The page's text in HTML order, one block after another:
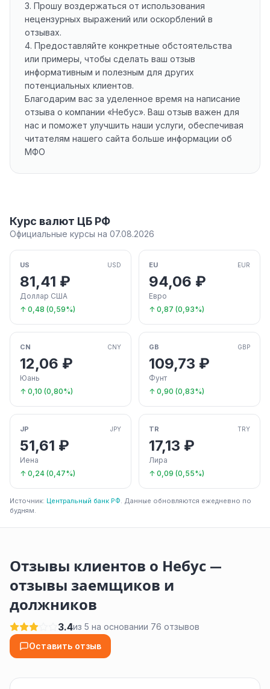
3. Прошу воздержаться от использования
нецензурных выражений или оскорблений в
отзывах.
4. Предоставляйте конкретные обстоятельства
или примеры, чтобы сделать ваш отзыв
информативным и полезным для других
потенциальных клиентов.
Благодарим вас за уделенное время на написание
отзыва о компании «Небус». Ваш отзыв важен для
нас и поможет улучшить наши услуги, обеспечивая
читателям нашего сайта больше информации об
МФО
Курс валют ЦБ РФ
Официальные курсы на 07.08.2026
US USD
81,41 ₽
Доллар США
↑ 0,48 (0,59%)
EU EUR
94,06 ₽
Евро
↑ 0,87 (0,93%)
CN CNY
12,06 ₽
Юань
↑ 0,10 (0,80%)
GB GBP
109,73 ₽
Фунт
↑ 0,90 (0,83%)
JP JPY
51,61 ₽
Иена
↑ 0,24 (0,47%)
TR TRY
17,13 ₽
Лира
↑ 0,09 (0,55%)
Источник: Центральный банк РФ. Данные обновляются ежедневно по
будням.
Отзывы клиентов о Небус —
отзывы заемщиков и
должников
3.4из 5 на основании 76 отзывов
Оставить отзыв